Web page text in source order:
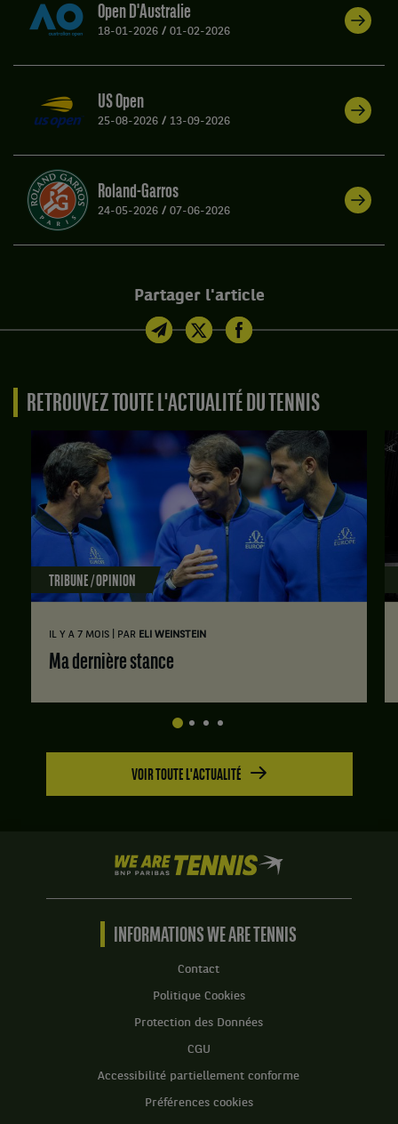
Open D'Australie
18-01-2026 / 01-02-2026
US Open
25-08-2026 / 13-09-2026
Roland-Garros
24-05-2026 / 07-06-2026
Partager l'article
RETROUVEZ TOUTE L'ACTUALITÉ DU TENNIS
TRIBUNE / OPINION
IL Y A 7 MOIS PAR ELI WEINSTEIN
Ma dernière stance
VOIR TOUTE L'ACTUALITÉ
We
are
Tennis
BNP
Accueil
INFORMATIONS WE ARE TENNIS
Contact
Politique Cookies
Protection des Données
CGU
Accessibilité partiellement conforme
Préférences cookies